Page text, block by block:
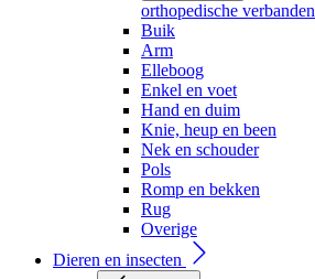
orthopedische verbanden
Buik
Arm
Elleboog
Enkel en voet
Hand en duim
Knie, heup en been
Nek en schouder
Pols
Romp en bekken
Rug
Overige
Dieren en insecten